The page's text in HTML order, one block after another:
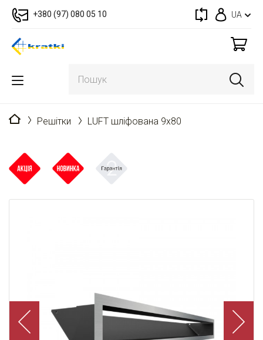
+380 (97) 080 05 10 UA
Головна
Решітки LUFT шліфована 9x80